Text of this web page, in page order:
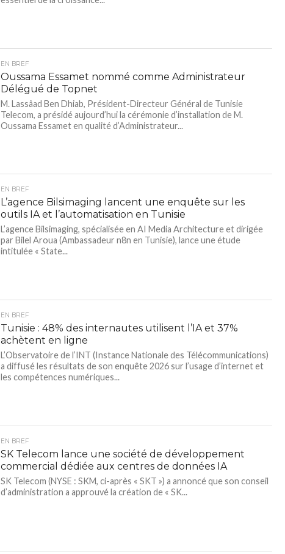
EN BREF
Oussama Essamet nommé comme Administrateur
Délégué de Topnet
M. Lassâad Ben Dhiab, Président-Directeur Général de Tunisie
Telecom, a présidé aujourd’hui la cérémonie d’installation de M.
Oussama Essamet en qualité d’Administrateur...
EN BREF
L’agence Bilsimaging lancent une enquête sur les
outils IA et l’automatisation en Tunisie
L’agence Bilsimaging, spécialisée en AI Media Architecture et dirigée
par Bilel Aroua (Ambassadeur n8n en Tunisie), lance une étude
intitulée « State...
EN BREF
Tunisie : 48% des internautes utilisent l’IA et 37%
achètent en ligne
L’Observatoire de l’INT (Instance Nationale des Télécommunications)
a diffusé les résultats de son enquête 2026 sur l’usage d’internet et
les compétences numériques...
EN BREF
SK Telecom lance une société de développement
commercial dédiée aux centres de données IA
SK Telecom (NYSE : SKM, ci-après « SKT ») a annoncé que son conseil
d’administration a approuvé la création de « SK...